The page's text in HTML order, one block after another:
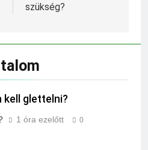
szükség?
kell glettelni?
1 óra ezelőtt 0